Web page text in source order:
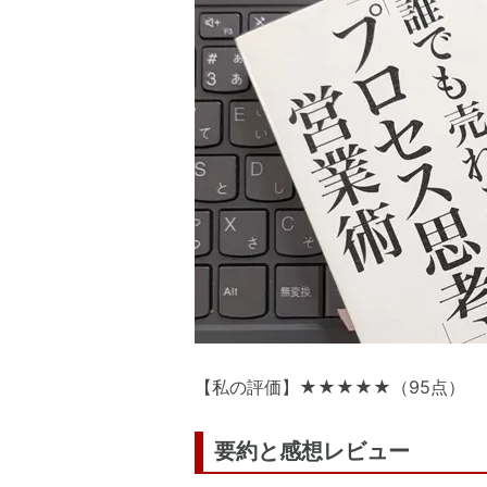
【私の評価】★★★★★（95点）
要約と感想レビュー